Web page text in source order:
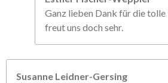
Ganz lieben Dank für die tolle
freut uns doch sehr.
Susanne Leidner-Gersing